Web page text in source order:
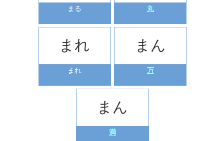
まる 丸
まれ
まれ
まん
万
まん
満